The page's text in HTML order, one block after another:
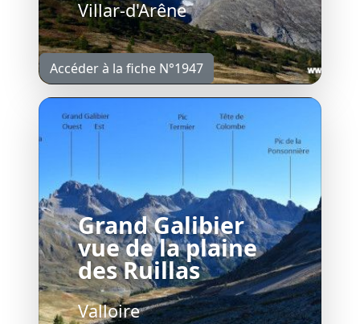
Villar-d'Arêne
Accéder à la fiche N°1947
Grand Galibier
vue de la plaine
des Ruillas
Valloire